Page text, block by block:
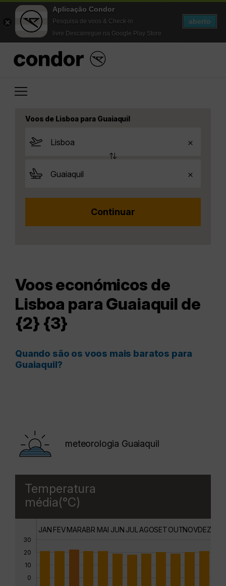
Aplicação Condor
Pesquisa de voos & Check-in
livre Descarregue na Google Play Store
aberto
Voos de Lisboa para Guaiaquil
Voos económicos de
Lisboa para Guaiaquil de
{2} {3}
Quando são os voos mais baratos para
Guaiaquil?
meteorologia Guaiaquil
Temperatura
média(°C)
30
20
10
0
JAN FEVMARABR MAI JUN JUL AGOSETOUTNOVDEZ